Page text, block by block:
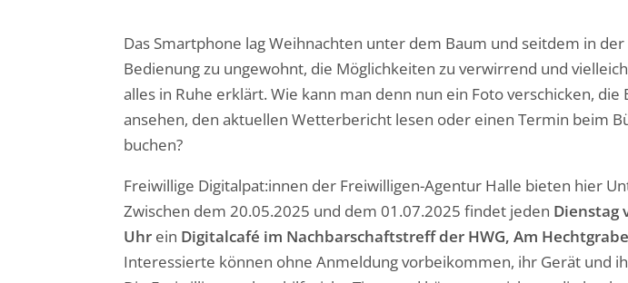
Das Smartphone lag Weihnachten unter dem Baum und seitdem in der
Bedienung zu ungewohnt, die Möglichkeiten zu verwirrend und
alles in Ruhe erklärt. Wie kann man denn nun ein Foto verschicken, die
ansehen, den aktuellen Wetterbericht lesen oder einen Termin beim
buchen?
Freiwillige Digitalpat:innen der Freiwilligen-Agentur Halle bieten hier
Zwischen dem 20.05.2025 und dem 01.07.2025 findet jeden Dienstag
Uhr ein Digitalcafé im Nachbarschaftstreff der HWG, Am
Interessierte können ohne Anmeldung vorbeikommen, ihr Gerät und